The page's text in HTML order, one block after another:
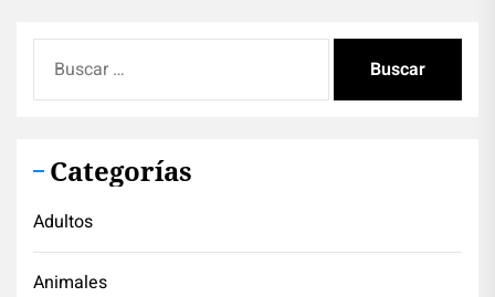
Categorías
Adultos
Animales